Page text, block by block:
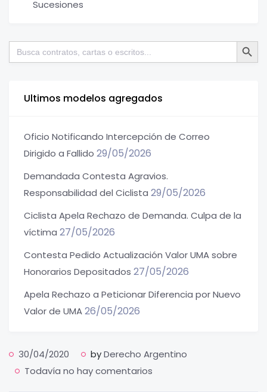
30/04/2020 byDerecho Argentino
Todavía no hay comentarios
Sucesiones
Buscar: Botón de
Ultimos modelos agregados
Oficio Notificando Intercepción de Correo
Dirigido a Fallido 29/05/2026
Demandada Contesta Agravios.
Responsabilidad del Ciclista 29/05/2026
Ciclista Apela Rechazo de Demanda. Culpa de la
víctima 27/05/2026
Contesta Pedido Actualización Valor UMA sobre
Honorarios Depositados 27/05/2026
Apela Rechazo a Peticionar Diferencia por Nuevo
Valor de UMA26/05/2026